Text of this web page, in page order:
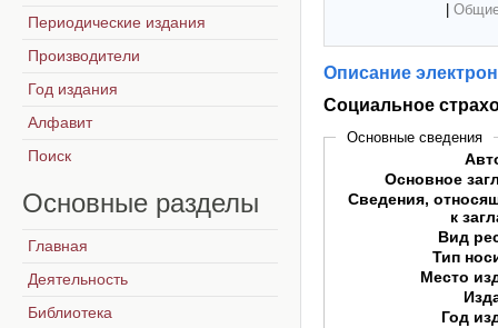
Описание
Социальное
Основные сведения
Основное
Сведения,
к
Вид
Тип
Место
Год
Периодические издания
Производители
Год издания
Алфавит
Поиск
Основные разделы
Главная
Деятельность
Библиотека